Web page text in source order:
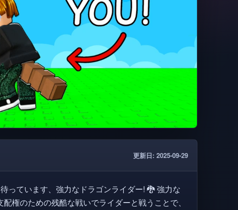
更新日: 2025-09-29
ています、強力なドラゴンライダー! 🐉 強力な
権のための残酷な戦いでライダーと戦うことで、